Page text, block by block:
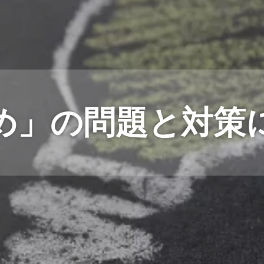
」の問題と対策